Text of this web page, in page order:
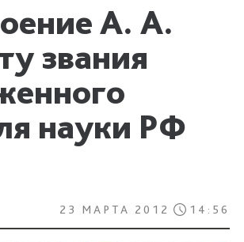
А. А.
звания
науки РФ
23 МАРТА 2012 14:56